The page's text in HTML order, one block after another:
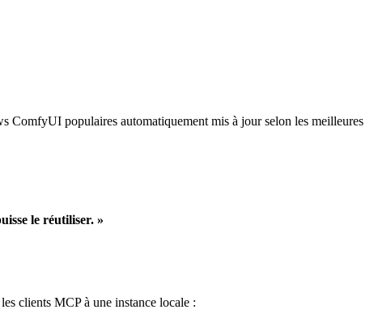
ComfyUI populaires automatiquement mis à jour selon les meilleures
le réutiliser. »
clients MCP à une instance locale :